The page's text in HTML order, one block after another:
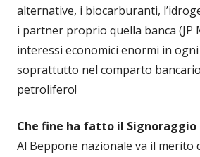
alternative, i biocarburanti,
i partner proprio quella banca (JP
interessi economici enormi in ogni
soprattutto nel comparto
petrolifero!
Che fine ha fatto il
Al Beppone nazionale va il merito